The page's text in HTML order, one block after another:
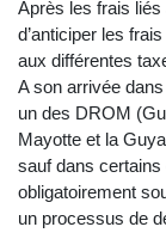
Après les frais
d’anticiper les
aux différentes
A son arrivée dans
un des DROM
Mayotte et la
sauf dans
obligatoirement
un processus de